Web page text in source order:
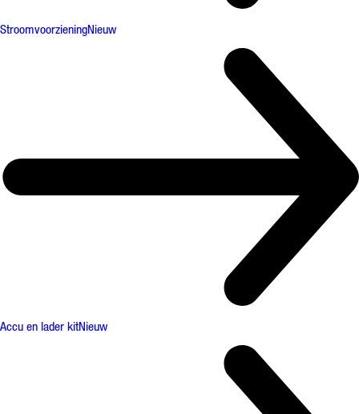
StroomvoorzieningNieuw
Accu en lader kitNieuw